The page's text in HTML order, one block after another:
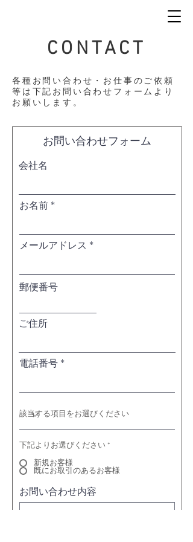
CONTACT
​各種お問い合わせ・お仕事のご依頼
等は下記お問い合わせフォームより
お願いします。
お問い合わせフォーム
会社名
お名前
メールアドレス
郵便番号
ご住所
電話番号
下記よりお選びください *
新規お客様
既にお取引のあるお客様
お問い合わせ内容